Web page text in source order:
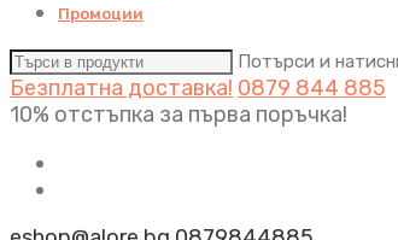
Промоции
Потърси и
Безплатна доставка! 0879 844 885
10% отстъпка за първа поръчка!